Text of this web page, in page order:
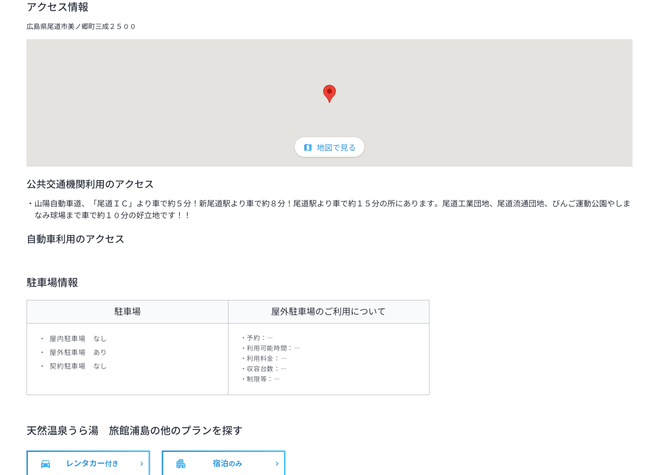
アクセス情報
広島県尾道市美ノ郷町三成２５００
地図で見る
公共交通機関利用のアクセス
山陽自動車道、「尾道ＩＣ」より車で約５分！新尾道駅より車で約８分！尾道駅より車で約１５分の所にあります。尾道工業団地、尾道流通団地、びんご運動公園やしま
なみ球場まで車で約１０分の好立地です！！
自動車利用のアクセス
駐車場情報
駐車場
屋内駐車場
なし
屋外駐車場
あり
契約駐車場
なし
屋外駐車場のご利用について
予約：―
利用可能時間：―
利用料金：―
収容台数：―
制限等：―
天然温泉うら湯 旅館浦島の他のプランを探す
レンタカー付き 宿泊のみ